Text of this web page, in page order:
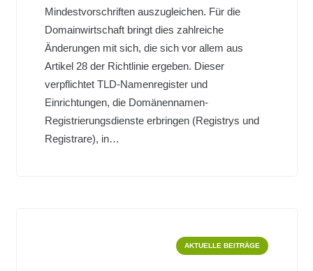
Mindestvorschriften auszugleichen. Für die
Domainwirtschaft bringt dies zahlreiche
Änderungen mit sich, die sich vor allem aus
Artikel 28 der Richtlinie ergeben. Dieser
verpflichtet TLD-Namenregister und
Einrichtungen, die Domänennamen-
Registrierungsdienste erbringen (Registrys und
Registrare), in…
AKTUELLE BEITRÄGE